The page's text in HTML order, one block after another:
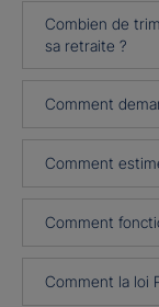
Combien de
sa retraite ?
Comment
Comment
Comment
Comment la loi